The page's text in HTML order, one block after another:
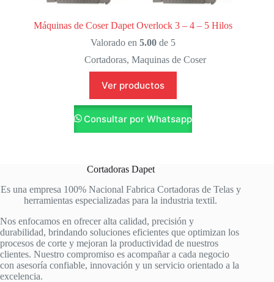
Máquinas de Coser Dapet Overlock 3 – 4 – 5 Hilos
Valorado en 5.00de 5
Cortadoras, Maquinas de Coser
Ver productos
Consultar por Whatsapp
Cortadoras Dapet
Es una empresa 100% Nacional Fabrica Cortadoras de Telas y
herramientas especializadas para la industria textil.
Nos enfocamos en ofrecer alta calidad, precisión y
durabilidad, brindando soluciones eficientes que optimizan los
procesos de corte y mejoran la productividad de nuestros
clientes. Nuestro compromiso es acompañar a cada negocio
con asesoría confiable, innovación y un servicio orientado a la
excelencia.